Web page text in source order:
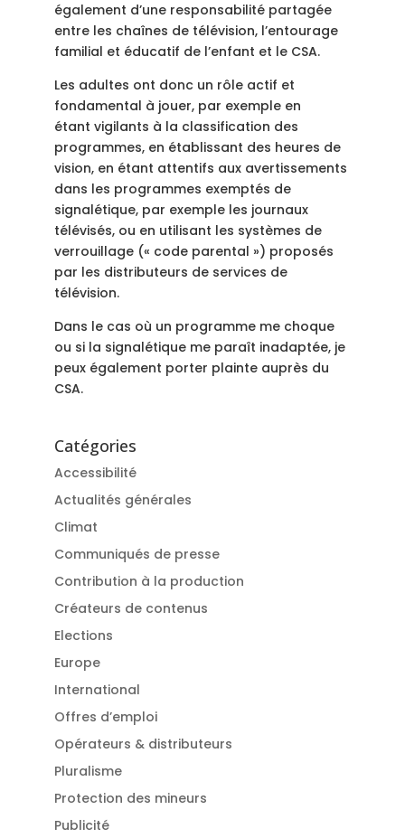
également d’une responsabilité partagée
entre les chaînes de télévision, l’entourage
familial et éducatif de l’enfant et le CSA.
Les adultes ont donc un rôle actif et
fondamental à jouer, par exemple en
étant vigilants à la classification des
programmes, en établissant des heures de
vision, en étant attentifs aux avertissements
dans les programmes exemptés de
signalétique, par exemple les journaux
télévisés, ou en utilisant les systèmes de
verrouillage (« code parental ») proposés
par les distributeurs de services de
télévision.
Dans le cas où un programme me choque
ou si la signalétique me paraît inadaptée, je
peux également porter plainte auprès du
CSA.
Catégories
Accessibilité
Actualités générales
Climat
Communiqués de presse
Contribution à la production
Créateurs de contenus
Elections
Europe
International
Offres d’emploi
Opérateurs & distributeurs
Pluralisme
Protection des mineurs
Publicité